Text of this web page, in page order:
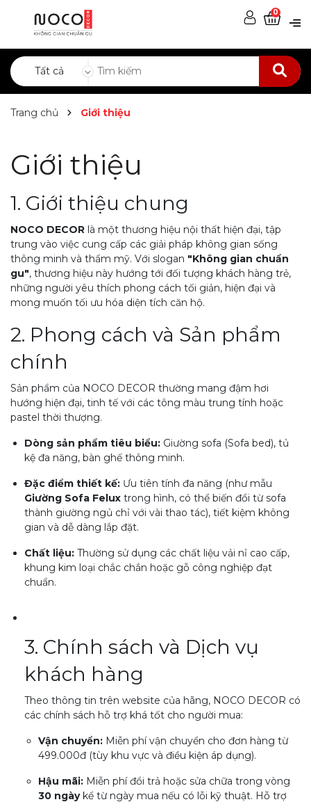
Tất cả
0
Trang chủ Giới thiệu
Giới thiệu
1. Giới thiệu chung
NOCO DECOR là một thương hiệu nội thất hiện đại, tập
trung vào việc cung cấp các giải pháp không gian sống
thông minh và thẩm mỹ. Với slogan "Không gian chuẩn
gu", thương hiệu này hướng tới đối tượng khách hàng trẻ,
những người yêu thích phong cách tối giản, hiện đại và
mong muốn tối ưu hóa diện tích căn hộ.
2. Phong cách và Sản phẩm
chính
Sản phẩm của NOCO DECOR thường mang đậm hơi
hướng hiện đại, tinh tế với các tông màu trung tính hoặc
pastel thời thượng.
Dòng sản phẩm tiêu biểu: Giường sofa (Sofa bed), tủ
kệ đa năng, bàn ghế thông minh.
Đặc điểm thiết kế: Ưu tiên tính đa năng (như mẫu
Giường Sofa Felux trong hình, có thể biến đổi từ sofa
thành giường ngủ chỉ với vài thao tác), tiết kiệm không
gian và dễ dàng lắp đặt.
Chất liệu: Thường sử dụng các chất liệu vải nỉ cao cấp,
khung kim loại chắc chắn hoặc gỗ công nghiệp đạt
chuẩn.
3. Chính sách và Dịch vụ
khách hàng
Theo thông tin trên website của hãng, NOCO DECOR có
các chính sách hỗ trợ khá tốt cho người mua:
Vận chuyển: Miễn phí vận chuyển cho đơn hàng từ
499.000đ (tùy khu vực và điều kiện áp dụng).
Hậu mãi: Miễn phí đổi trả hoặc sửa chữa trong vòng
30 ngàykể từ ngày mua nếu có lỗi kỹ thuật. Hỗ trợ